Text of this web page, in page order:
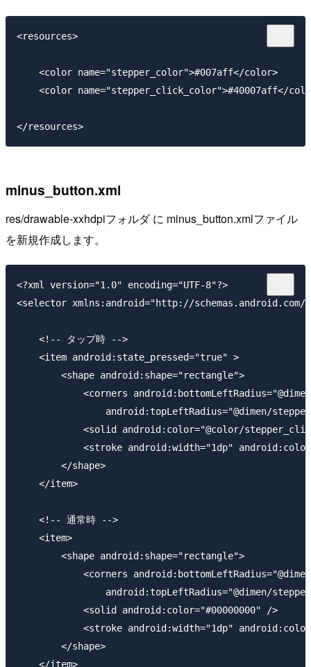
<resources>
    <color name="stepper_color">#007aff</color>
<color name="stepper_click_color">#40007aff</
minus_button.xml
res/drawable-xxhdpiフォルダ に minus_button.xmlファイル
を新規作成します。
<?xml version="1.0" encoding="UTF-8"?>
<selector xmlns:android="http://schemas.android.com/
    <!-- タップ時 -->
    <item android:state_pressed="true" >
        <shape android:shape="rectangle">
<corners
android:topLeftRadius="@dimen/
<solid android:color="@color/
<stroke android:width="1dp"
        </shape>
    </item>
    <!-- 通常時 -->
    <item>
        <shape android:shape="rectangle">
<corners
android:topLeftRadius="@dimen/
            <solid android:color="#00000000" />
<stroke android:width="1dp"
        </shape>
    </item>